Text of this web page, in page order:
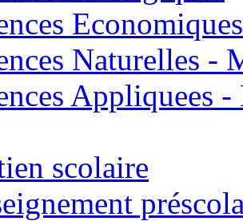
Economiques
Naturelles -
Appliquees
scolaire